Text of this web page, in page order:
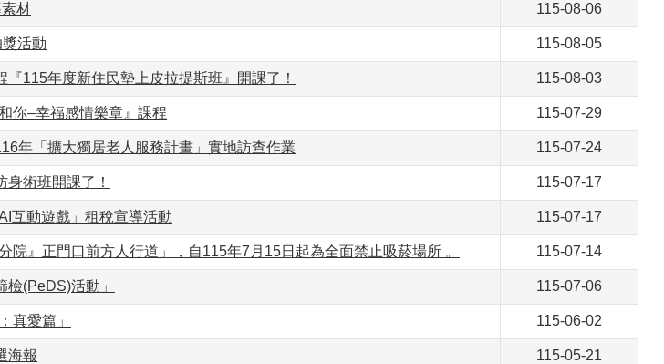
材 115-08-06
活動 115-08-05
115年度新住民墊上皮拉提斯班』開課了！ 115-08-03
你–幸福感情樂章』課程 115-07-29
年「擴大獨居老人服務計畫」實地訪查作業 115-07-24
術班開課了！ 115-07-17
互動遊戲」租稅宣導活動 115-07-17
院』正門口前方人行道」，自115年7月15日起為全面禁止吸菸場所 。 115-07-14
(PeDS)活動」 115-07-06
真愛篇」 115-06-02
海報 115-05-21